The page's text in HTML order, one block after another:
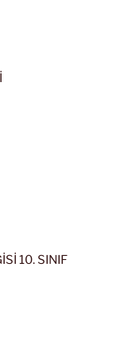
10. SINIF